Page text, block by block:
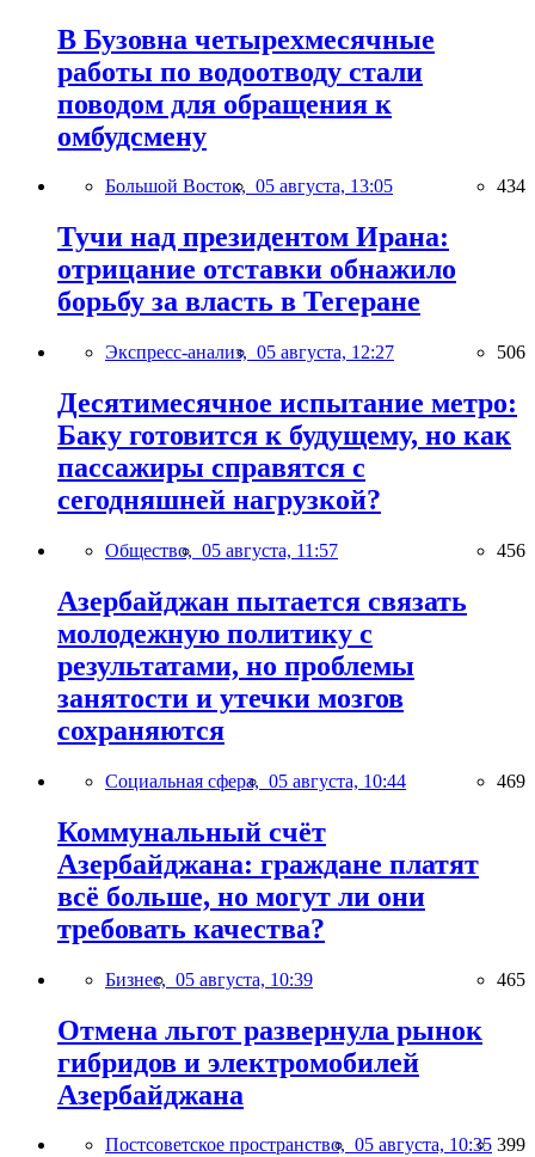
В Бузовна четырехмесячные
работы по водоотводу стали
поводом для обращения к
омбудсмену
Большой Восток, 05 августа, 13:05 434
Тучи над президентом Ирана:
отрицание отставки обнажило
борьбу за власть в Тегеране
Экспресс-анализ, 05 августа, 12:27 506
Десятимесячное испытание метро:
Баку готовится к будущему, но как
пассажиры справятся с
сегодняшней нагрузкой?
Общество, 05 августа, 11:57 456
Азербайджан пытается связать
молодежную политику с
результатами, но проблемы
занятости и утечки мозгов
сохраняются
Социальная сфера, 05 августа, 10:44 469
Коммунальный счёт
Азербайджана: граждане платят
всё больше, но могут ли они
требовать качества?
Бизнес, 05 августа, 10:39 465
Отмена льгот развернула рынок
гибридов и электромобилей
Азербайджана
Постсоветское пространство, 05 августа, 10:35 399